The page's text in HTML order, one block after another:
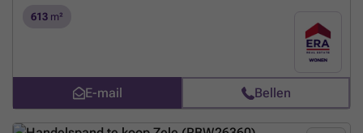
Dankzij de ligging aan een drukke straat is er een constante stroom
van voorbijgaand verkeer. De ruime handelsruimte, aangevuld met
commerciële activiteiten. Bovendien is er een aparte woonruimte met
slaapkamer en badkamer, wat extra flexibiliteit biedt. Belangrijkste
ruimtes: • Handelsruimte met grote etalage en directe straattoegang •
Atelier, ideaal voor opslag of productie • Woonkamer met natuurlijke
lichtinval • Keuken met basisvoorzieningen • Slaapkamer • Badkamer
613 m²
E-mail Bellen